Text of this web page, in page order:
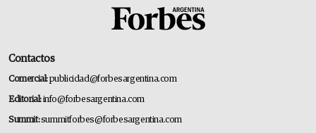
Contactos
Comercial:publicidad@forbesargentina.com
Editorial:info@forbesargentina.com
Summit:summitforbes@forbesargentina.com